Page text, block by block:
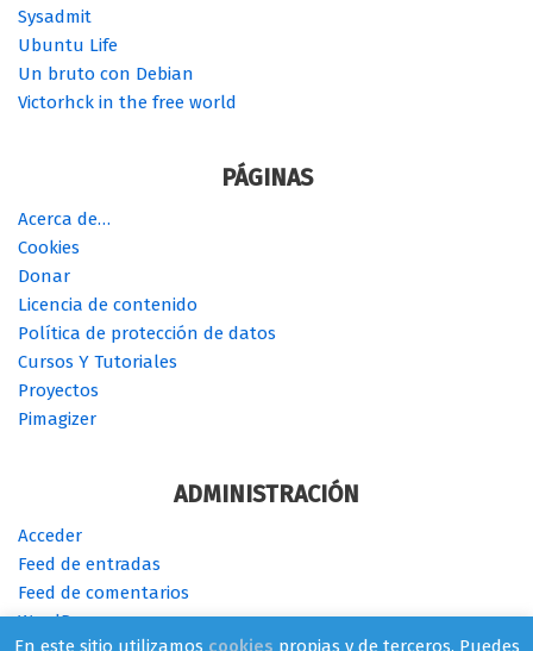
Sysadmit
Ubuntu Life
Un bruto con Debian
Victorhck in the free world
PÁGINAS
Acerca de…
Cookies
Donar
Licencia de contenido
Política de protección de datos
Cursos Y Tutoriales
Proyectos
Pimagizer
ADMINISTRACIÓN
Acceder
Feed de entradas
Feed de comentarios
WordPress.org
En este sitio utilizamos cookies propias y de terceros. Puedes